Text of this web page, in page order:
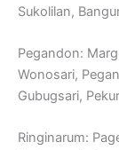
Sukolilan,
Pegandon:
Wonosari,
Gubugsari,
Ringinarum: